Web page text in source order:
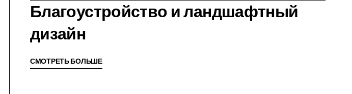
Благоустройство и ландшафтный
дизайн
СМОТРЕТЬ БОЛЬШЕ